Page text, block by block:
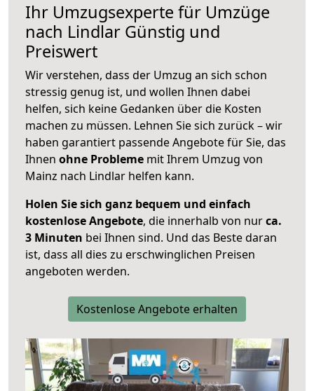
Ihr Umzugsexperte für Umzüge
nach Lindlar Günstig und
Preiswert
Wir verstehen, dass der Umzug an sich schon
stressig genug ist, und wollen Ihnen dabei
helfen, sich keine Gedanken über die Kosten
machen zu müssen. Lehnen Sie sich zurück – wir
haben garantiert passende Angebote für Sie, das
Ihnen ohne Probleme mit Ihrem Umzug von
Mainz nach Lindlar helfen kann.
Holen Sie sich ganz bequem und einfach
kostenlose Angebote, die innerhalb von nurca.
3 Minuten bei Ihnen sind. Und das Beste daran
ist, dass all dies zu erschwinglichen Preisen
angeboten werden.
Kostenlose Angebote erhalten